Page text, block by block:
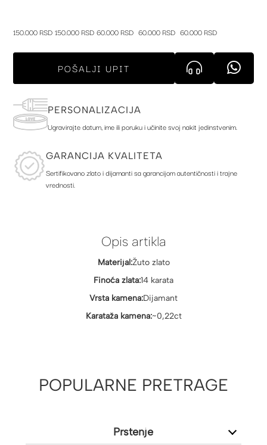
150.000 RSD 150.000 RSD 60.000 RSD 60.000 RSD 60.000 RSD
POŠALJI UPIT
PERSONALIZACIJA
Ugravirajte datum, ime ili poruku i učinite svoj nakit jedinstvenim.
GARANCIJA KVALITETA
Sertifikovano zlato i dijamanti sa garancijom autentičnosti i trajne
vrednosti.
Opis artikla
Materijal:Žuto zlato
Finoća zlata:14 karata
Vrsta kamena:Dijamant
Karataža kamena:~0,22ct
POPULARNE PRETRAGE
Prstenje